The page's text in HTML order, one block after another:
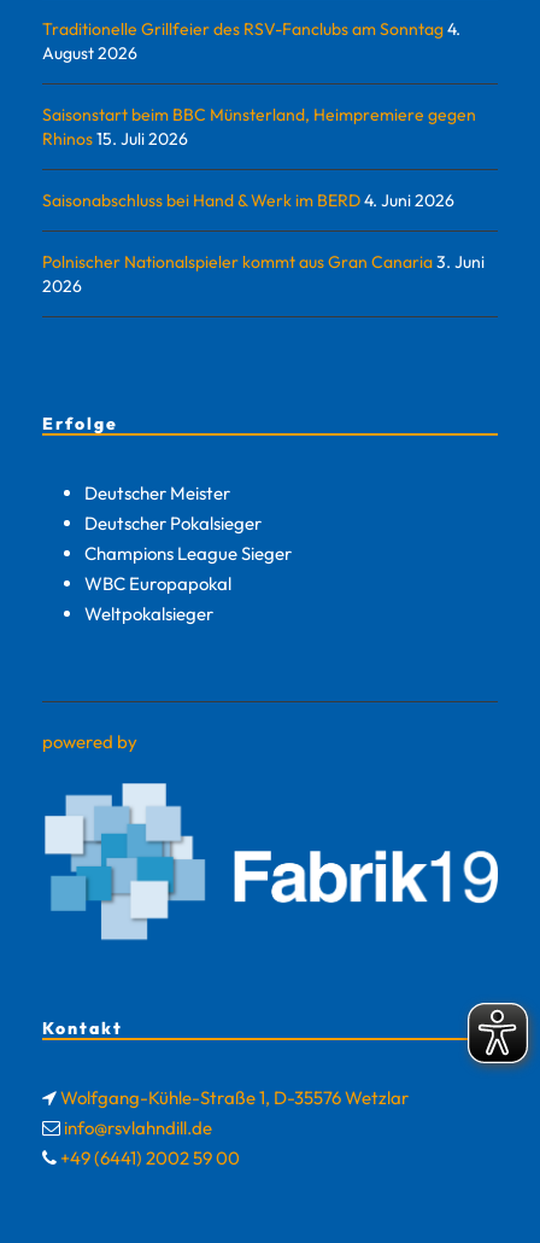
Traditionelle Grillfeier des RSV-Fanclubs am Sonntag4.
August 2026
Saisonstart beim BBC Münsterland, Heimpremiere gegen
Rhinos15. Juli 2026
Saisonabschluss bei Hand & Werk im BERD4. Juni 2026
Polnischer Nationalspieler kommt aus Gran Canaria3. Juni
2026
Erfolge
Deutscher Meister
Deutscher Pokalsieger
Champions League Sieger
WBC Europapokal
Weltpokalsieger
powered by
Kontakt
Wolfgang-Kühle-Straße 1, D-35576 Wetzlar
info@rsvlahndill.de
+49 (6441) 2002 59 00